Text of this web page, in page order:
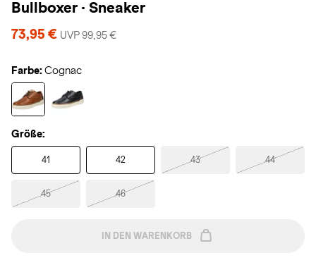
Bullboxer · Sneaker
73,95 € UVP 99,95 €
Farbe: Cognac
Größe:
41 42 43 44
45 46
IN DEN WARENKORB